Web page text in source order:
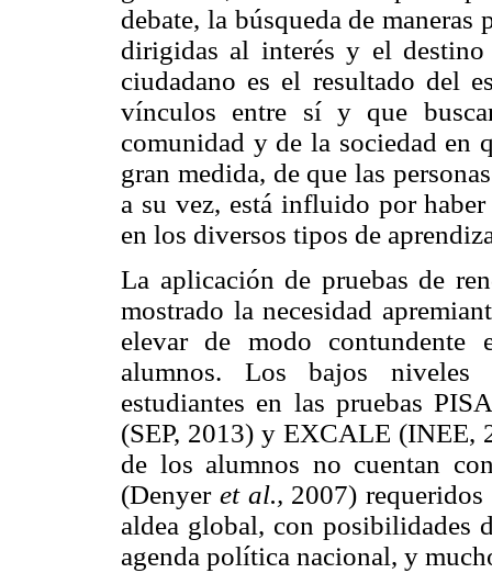
debate, la búsqueda de
dirigidas al interés y el
ciudadano es el resultado del
vínculos entre sí y que
comunidad y de la sociedad en
gran medida, de que las
a su vez, está influido por
en los diversos tipos de
La aplicación de pruebas de
mostrado la necesidad
elevar de modo
alumnos. Los bajos niveles
estudiantes en las pruebas
(SEP, 2013) y EXCALE (INEE,
de los alumnos no cuentan
(Denyer et al., 2007)
aldea global, con posibilidades
agenda política nacional, y